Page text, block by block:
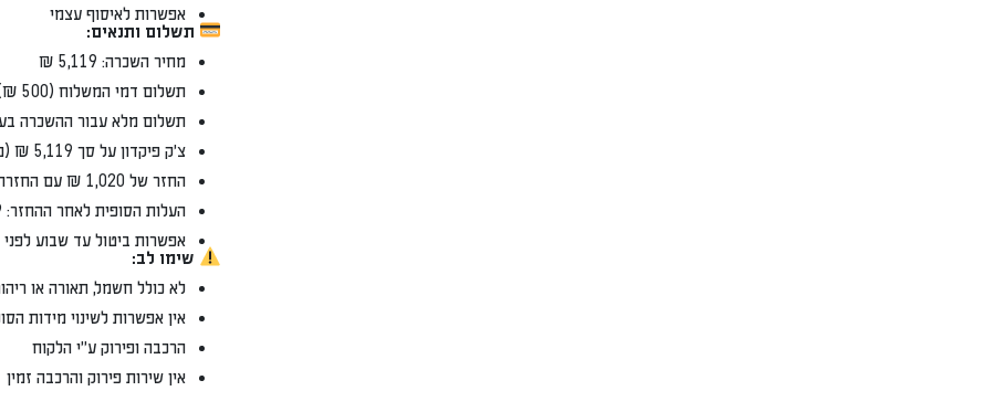
אפשרות לאיסוף עצמי
תשלום ותנאים:
מחיר השכרה: 5,119 ₪
תשלום דמי המשלוח (500 ₪) בעת ההזמנה
תשלום מלא עבור ההשכרה בעת קבלת
צ'ק פיקדון על סך 5,119 ₪ (מלוא ערך ההשכרה)
החזר של 1,020 ₪ עם החזרת הסוכה במצב תקין
העלות הסופית לאחר ההחזר: 4,099 ₪
אפשרות ביטול עד שבוע לפני החג
שימו לב:
לא כולל חשמל, תאורה או ריהוט
אין אפשרות לשינוי מידות הסוכה
הרכבה ופירוק ע"י הלקוח
אין שירות פירוק והרכבה זמין